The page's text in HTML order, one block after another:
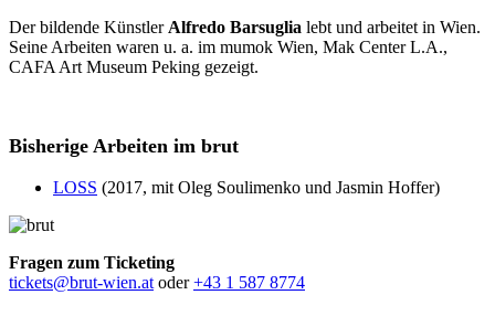
Der bildende Künstler Alfredo Barsuglia lebt und arbeitet in Wien.
Seine Arbeiten waren u. a. im mumok Wien, Mak Center L.A.,
CAFA Art Museum Peking gezeigt.
Bisherige Arbeiten im brut
LOSS (2017, mit Oleg Soulimenko und Jasmin Hoffer)
Fragen zum Ticketing
tickets@brut-wien.at oder+43 1 587 8774